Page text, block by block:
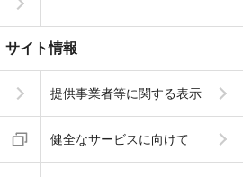
サイト情報
提供事業者等に関する表示
健全なサービスに向けて